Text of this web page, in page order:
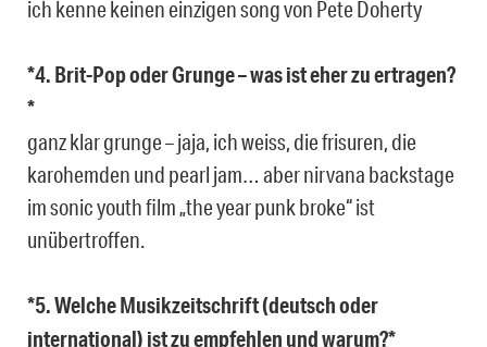
ich kenne keinen einzigen song von Pete Doherty
*4. Brit-Pop oder Grunge – was ist eher zu ertragen?
*
ganz klar grunge – jaja, ich weiss, die frisuren, die
karohemden und pearl jam… aber nirvana backstage
im sonic youth film „the year punk broke“ ist
unübertroffen.
*5. Welche Musikzeitschrift (deutsch oder
international) ist zu empfehlen und warum?*